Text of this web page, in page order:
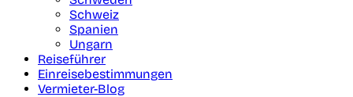
Schweiz
Spanien
Ungarn
Reiseführer
Einreisebestimmungen
Vermieter-Blog